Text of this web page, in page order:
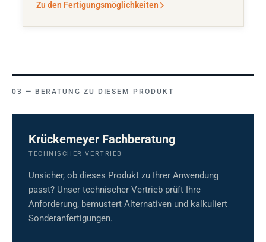
Zu den Fertigungsmöglichkeiten
BERATUNG ZU DIESEM PRODUKT
Krückemeyer Fachberatung
TECHNISCHER VERTRIEB
Unsicher, ob dieses Produkt zu Ihrer Anwendung
passt? Unser technischer Vertrieb prüft Ihre
Anforderung, bemustert Alternativen und kalkuliert
Sonderanfertigungen.